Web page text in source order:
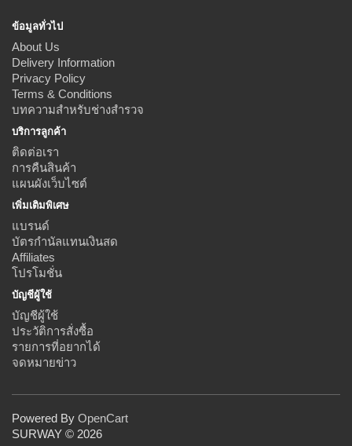
ข้อมูลทั่วไป
About Us
Delivery Information
Privacy Policy
Terms & Conditions
บทความสำหรับช่างสำรวจ
บริการลูกค้า
ติดต่อเรา
การคืนสินค้า
แผนผังเว็บไซต์
เพิ่มเติมพิเศษ
แบรนด์
บัตรกำนัลแทนเงินสด
Affiliates
โปรโมชั่น
บัญชีผู้ใช้
บัญชีผู้ใช้
ประวัติการสั่งซื้อ
รายการที่อยากได้
จดหมายข่าว
Powered By OpenCart
SURWAY © 2026